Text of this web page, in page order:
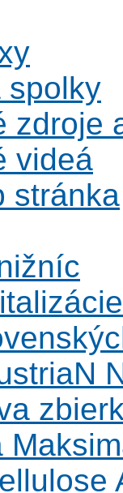
spolky
zdroje
videá
stránka